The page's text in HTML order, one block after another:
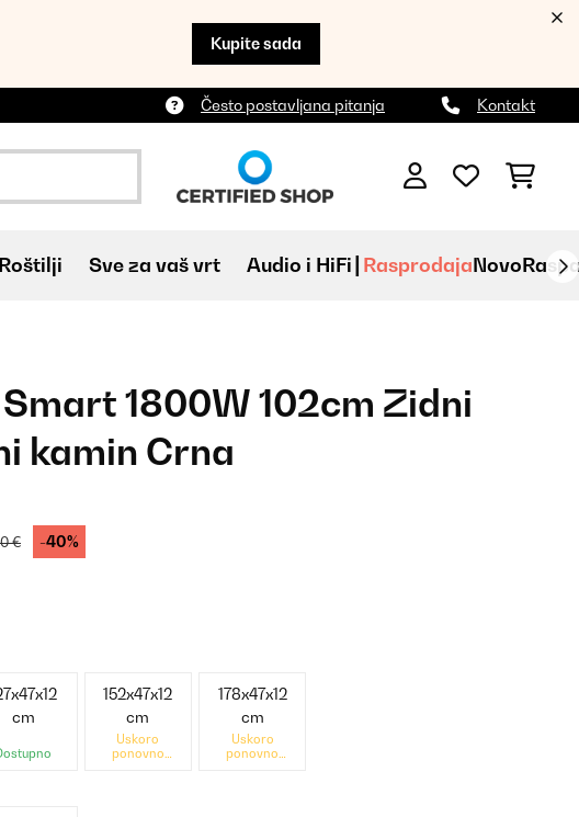
Kupite sada
Često postavljana pitanja Kontakt
Roštilji Sve za vaš vrt Audio i HiFi RasprodajaNovo
1800W 102cm Zidni
kamin Crna
€ -40%
cm
152x47x12
cm
Uskoro
ponovno
178x47x12
cm
Uskoro
ponovno